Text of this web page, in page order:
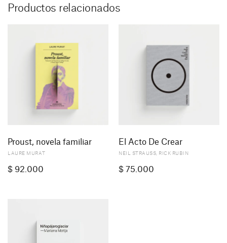
Productos relacionados
Proust, novela familiar
LAURE MURAT
$ 92.000
El Acto De Crear
NEIL STRAUSS RICK RUBIN
$ 75.000